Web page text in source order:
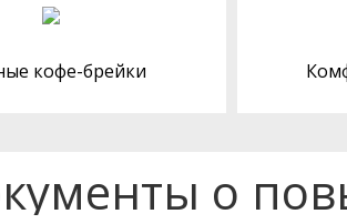
кофе-брейки
о